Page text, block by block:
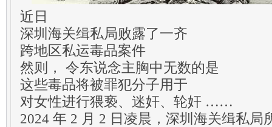
近日
深圳海关缉私局败露了一齐
跨地区私运毒品案件
然则， 令东说念主胸中无数的是
这些毒品将被罪犯分子用于
对女性进行猥亵、迷奸、轮奸 ……
2024 年 2 月 2 日凌晨，深圳海关缉私局